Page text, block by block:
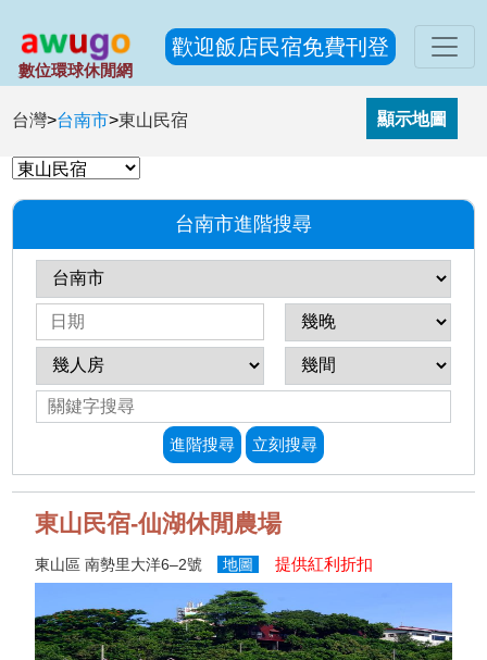
數位環球休閒網
歡迎飯店民宿免費刊登
台灣>台南市>東山民宿
台南市進階搜尋
進階搜尋 立刻搜尋
東山民宿-仙湖休閒農場
東山區 南勢里大洋6–2號 地圖 提供紅利折扣